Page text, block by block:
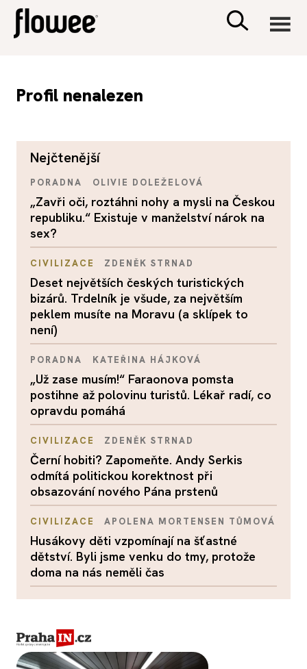
RODINA A DĚTI
PORADNA
Profil nenalezen
nejčtenější
PORADNA OLIVIE DOLEŽELOVÁ
„Zavři oči, roztáhni nohy a mysli na Českou
republiku.“ Existuje v manželství nárok na
sex?
CIVILIZACE ZDENĚK STRNAD
Deset největších českých turistických
bizárů. Trdelník je všude, za největším
peklem musíte na Moravu (a sklípek to
není)
PORADNA KATEŘINA HÁJKOVÁ
„Už zase musím!“ Faraonova pomsta
postihne až polovinu turistů. Lékař radí, co
opravdu pomáhá
CIVILIZACE ZDENĚK STRNAD
Černí hobiti? Zapomeňte. Andy Serkis
odmítá politickou korektnost při
obsazování nového Pána prstenů
CIVILIZACE APOLENA MORTENSEN TŮMOVÁ
Husákovy děti vzpomínají na šťastné
dětství. Byli jsme venku do tmy, protože
doma na nás neměli čas